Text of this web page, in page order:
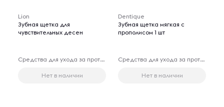
Lion
Зубная щетка для
чувствительных десен
Средства для ухода за протезами
Нет в наличии
Dentique
Зубная щетка мягкая с
прополисом 1 шт
Средства для ухода за протезами
Нет в наличии